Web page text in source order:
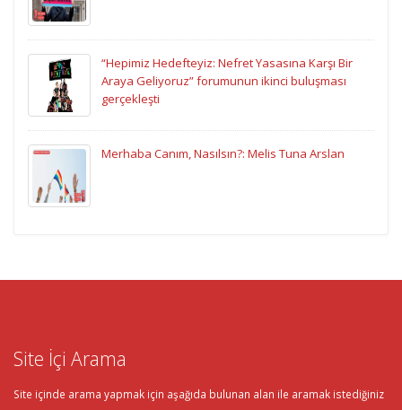
“Hepimiz Hedefteyiz: Nefret Yasasına Karşı Bir
Araya Geliyoruz” forumunun ikinci buluşması
gerçekleşti
Merhaba Canım, Nasılsın?: Melis Tuna Arslan
Site İçi Arama
Site içinde arama yapmak için aşağıda bulunan alan ile aramak istediğiniz